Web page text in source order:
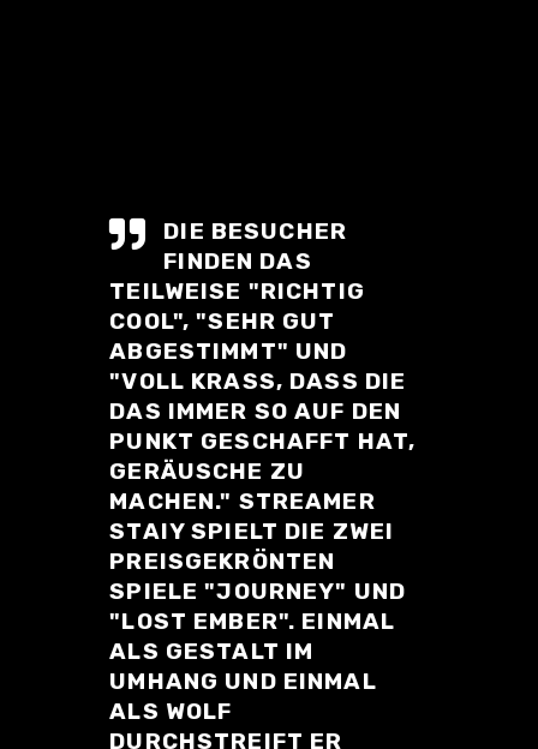
DIE BESUCHER
FINDEN DAS
TEILWEISE "RICHTIG
COOL", "SEHR GUT
ABGESTIMMT" UND
"VOLL KRASS, DASS DIE
DAS IMMER SO AUF DEN
PUNKT GESCHAFFT HAT,
GERÄUSCHE ZU
MACHEN." STREAMER
STAIY SPIELT DIE ZWEI
PREISGEKRÖNTEN
SPIELE "JOURNEY" UND
"LOST EMBER". EINMAL
ALS GESTALT IM
UMHANG UND EINMAL
ALS WOLF
DURCHSTREIFT ER